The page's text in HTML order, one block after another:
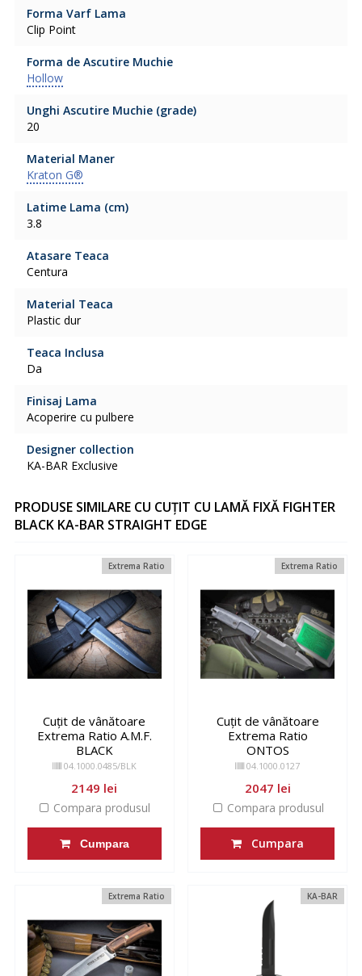
Forma Varf Lama
Clip Point
Forma de Ascutire Muchie
Hollow
Unghi Ascutire Muchie (grade)
20
Material Maner
Kraton G®
Latime Lama (cm)
3.8
Atasare Teaca
Centura
Material Teaca
Plastic dur
Teaca Inclusa
Da
Finisaj Lama
Acoperire cu pulbere
Designer collection
KA-BAR Exclusive
PRODUSE SIMILARE CU CUȚIT CU LAMĂ FIXĂ FIGHTER
BLACK KA-BAR STRAIGHT EDGE
Extrema Ratio
Cuțit de vânătoare
Extrema Ratio A.M.F.
BLACK
04.1000.0485/BLK
2149 lei
Compara produsul
Cumpara
Extrema Ratio
Cuțit de vânătoare
Extrema Ratio
ONTOS
04.1000.0127
2047 lei
Compara produsul
Cumpara
Extrema Ratio KA-BAR